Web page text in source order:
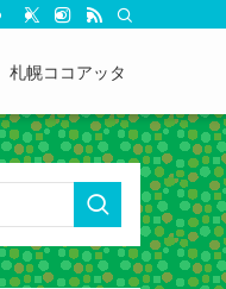
札幌ココアッタ